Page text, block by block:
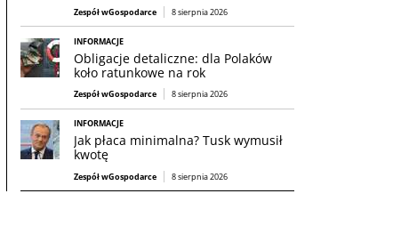
Zespół wGospodarce 8 sierpnia 2026
INFORMACJE
Obligacje detaliczne: dla Polaków
koło ratunkowe na rok
Zespół wGospodarce 8 sierpnia 2026
INFORMACJE
Jak płaca minimalna? Tusk wymusił
kwotę
Zespół wGospodarce 8 sierpnia 2026